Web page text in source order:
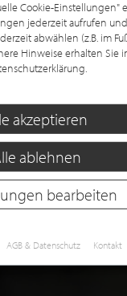
Cookie-Einstellungen"
jederzeit aufrufen
abwählen (z.B. im
Hinweise erhalten Sie
akzeptieren
ablehnen
bearbeiten
AGB & Datenschutz Kontakt